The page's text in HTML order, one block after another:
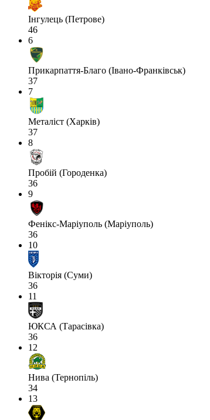
Інгулець (Петрове)
46
6
Прикарпаття-Благо (Івано-Франківськ)
37
7
Металіст (Харків)
37
8
Пробій (Городенка)
36
9
Фенікс-Маріуполь (Маріуполь)
36
10
Вікторія (Суми)
36
11
ЮКСА (Тарасівка)
36
12
Нива (Тернопіль)
34
13